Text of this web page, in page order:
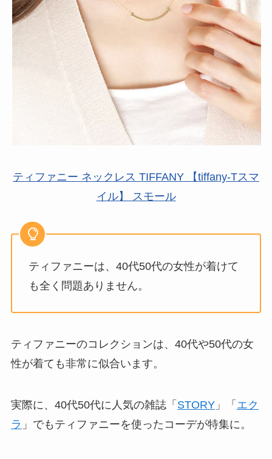
ティファニー ネックレス TIFFANY 【tiffany-Tスマ
イル】 スモール
ティファニーは、40代50代の女性が着けて
も全く問題ありません。
ティファニーのコレクションは、40代や50代の女
性が着ても非常に似合います。
実際に、40代50代に人気の雑誌「 STORY」「 エク
ラ 」でもティファニーを使ったコーデが特集に。